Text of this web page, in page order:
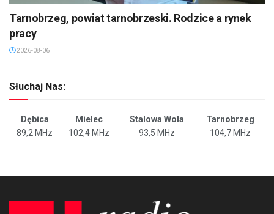
Tarnobrzeg, powiat tarnobrzeski. Rodzice a rynek
pracy
2026-08-06
Słuchaj Nas:
Dębica Mielec Stalowa Wola
Tarnobrzeg
89,2 MHz
102,4 MHz 93,5 MHz 104,7 MHz